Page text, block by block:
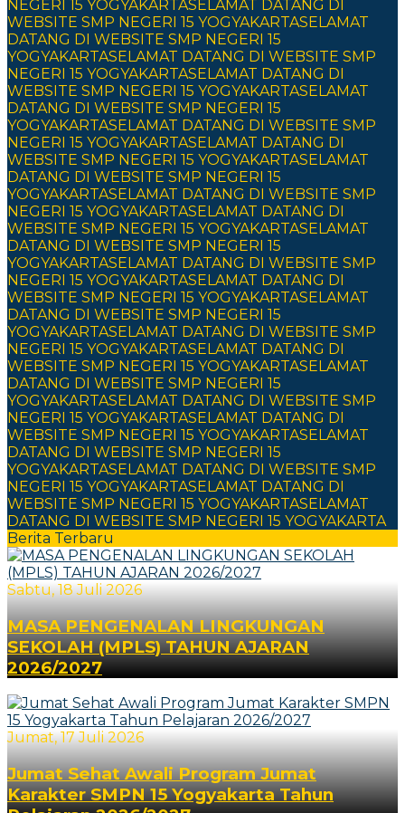
NEGERI 15 YOGYAKARTASELAMAT DATANG DI
WEBSITE SMP NEGERI 15 YOGYAKARTASELAMAT
DATANG DI WEBSITE SMP NEGERI 15
YOGYAKARTASELAMAT DATANG DI WEBSITE SMP
NEGERI 15 YOGYAKARTASELAMAT DATANG DI
WEBSITE SMP NEGERI 15 YOGYAKARTASELAMAT
DATANG DI WEBSITE SMP NEGERI 15
YOGYAKARTASELAMAT DATANG DI WEBSITE SMP
NEGERI 15 YOGYAKARTASELAMAT DATANG DI
WEBSITE SMP NEGERI 15 YOGYAKARTASELAMAT
DATANG DI WEBSITE SMP NEGERI 15
YOGYAKARTASELAMAT DATANG DI WEBSITE SMP
NEGERI 15 YOGYAKARTASELAMAT DATANG DI
WEBSITE SMP NEGERI 15 YOGYAKARTASELAMAT
DATANG DI WEBSITE SMP NEGERI 15
YOGYAKARTASELAMAT DATANG DI WEBSITE SMP
NEGERI 15 YOGYAKARTASELAMAT DATANG DI
WEBSITE SMP NEGERI 15 YOGYAKARTASELAMAT
DATANG DI WEBSITE SMP NEGERI 15
YOGYAKARTASELAMAT DATANG DI WEBSITE SMP
NEGERI 15 YOGYAKARTASELAMAT DATANG DI
WEBSITE SMP NEGERI 15 YOGYAKARTASELAMAT
DATANG DI WEBSITE SMP NEGERI 15
YOGYAKARTASELAMAT DATANG DI WEBSITE SMP
NEGERI 15 YOGYAKARTASELAMAT DATANG DI
WEBSITE SMP NEGERI 15 YOGYAKARTASELAMAT
DATANG DI WEBSITE SMP NEGERI 15
YOGYAKARTASELAMAT DATANG DI WEBSITE SMP
NEGERI 15 YOGYAKARTASELAMAT DATANG DI
WEBSITE SMP NEGERI 15 YOGYAKARTASELAMAT
DATANG DI WEBSITE SMP NEGERI 15 YOGYAKARTA
Berita Terbaru
Sabtu, 18 Juli 2026
MASA PENGENALAN LINGKUNGAN
SEKOLAH (MPLS) TAHUN AJARAN
2026/2027
Jumat, 17 Juli 2026
Jumat Sehat Awali Program Jumat
Karakter SMPN 15 Yogyakarta Tahun